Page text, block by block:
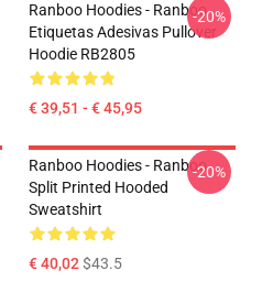
Ranboo Hoodies - Ranboo
Etiquetas Adesivas Pullover
Hoodie RB2805
€ 39,51 - € 45,95
-20%
Ranboo Hoodies - Ranboo
Split Printed Hooded
Sweatshirt
€ 40,02$43.5
-20%